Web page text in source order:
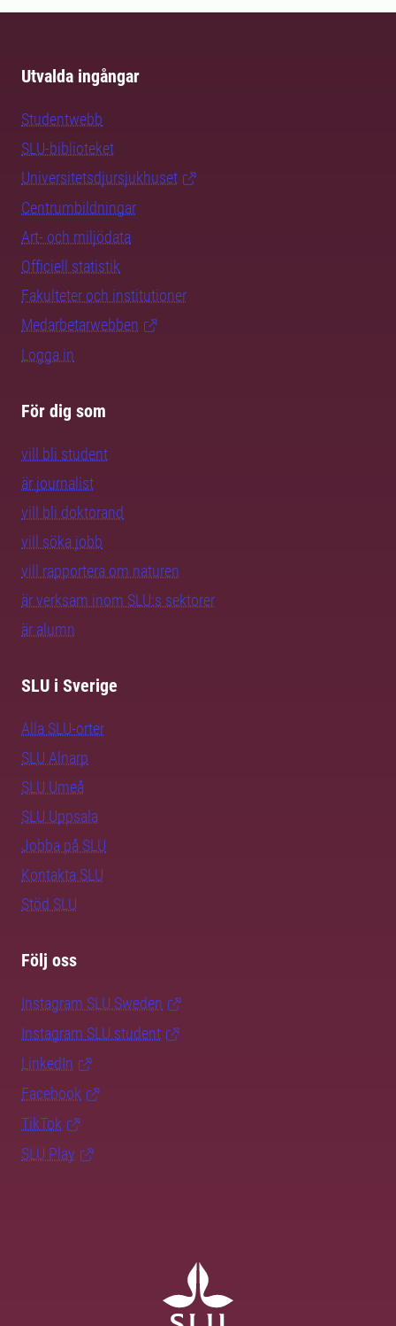
Utvalda ingångar
Studentwebb
SLU-biblioteket
Universitetsdjursjukhuset
Centrumbildningar
Art- och miljödata
Officiell statistik
Fakulteter och institutioner
Medarbetarwebben
Logga in
För dig som
vill bli student
är journalist
vill bli doktorand
vill söka jobb
vill rapportera om naturen
är verksam inom SLU:s sektorer
är alumn
SLU i Sverige
Alla SLU-orter
SLU Alnarp
SLU Umeå
SLU Uppsala
Jobba på SLU
Kontakta SLU
Stöd SLU
Följ oss
Instagram SLU.Sweden
Instagram SLU.student
LinkedIn
Facebook
TikTok
SLU Play